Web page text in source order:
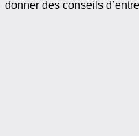
donner des conseils